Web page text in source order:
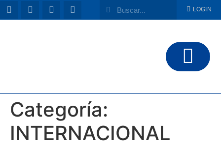
LOGIN
Categoría:
INTERNACIONAL